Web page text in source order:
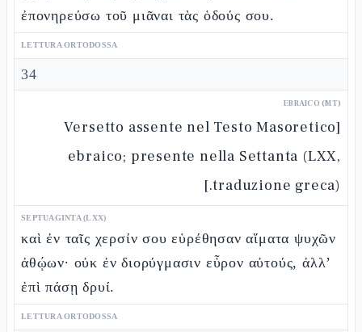
ἐπονηρεύσω τοῦ μιᾶναι τὰς ὁδούς σου.
LETTURA ORTODOSSA
34
EBRAICO (MT)
[Versetto assente nel Testo Masoretico
ebraico; presente nella Settanta (LXX,
traduzione greca).]
SEPTUAGINTA (LXX)
καὶ ἐν ταῖς χερσίν σου εὑρέθησαν αἵματα ψυχῶν
ἀθῴων· οὐκ ἐν διορύγμασιν εὗρον αὐτούς, ἀλλ’
ἐπὶ πάσῃ δρυί.
LETTURA ORTODOSSA